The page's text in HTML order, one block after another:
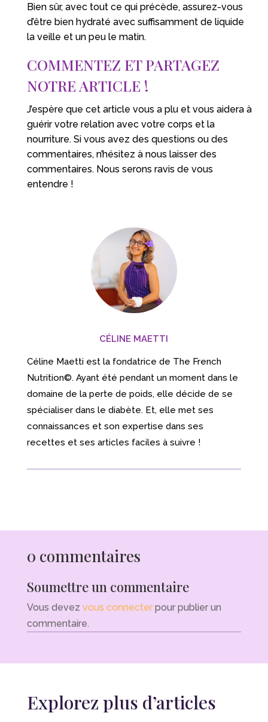
Bien sûr, avec tout ce qui précède, assurez-vous
d’être bien hydraté avec suffisamment de liquide
la veille et un peu le matin.
COMMENTEZ ET PARTAGEZ
NOTRE ARTICLE !
J’espère que cet article vous a plu et vous aidera à
guérir votre relation avec votre corps et la
nourriture. Si vous avez des questions ou des
commentaires, n’hésitez à nous laisser des
commentaires. Nous serons ravis de vous
entendre !
CÉLINE MAETTI
Céline Maetti est la fondatrice de The French
Nutrition©. Ayant été pendant un moment dans le
domaine de la perte de poids, elle décide de se
spécialiser dans le diabète. Et, elle met ses
connaissances et son expertise dans ses
recettes et ses articles faciles à suivre !
0 commentaires
Soumettre un commentaire
Vous devez vous connecterpour publier un
commentaire.
Explorez plus d’articles